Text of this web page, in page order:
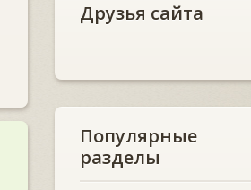
Друзья сайта
Популярные
разделы